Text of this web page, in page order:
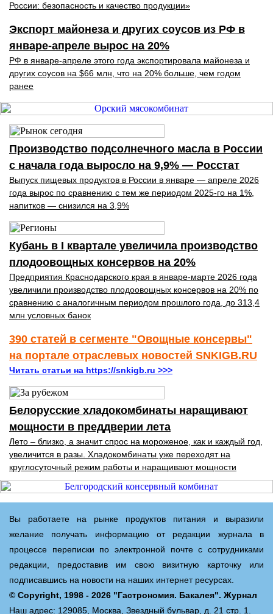
России: безопасность и качество продукции»
Экспорт майонеза и других соусов из РФ в
январе-апреле вырос на 20%
РФ в январе-апреле этого года экспортировала майонеза и
других соусов на $66 млн, что на 20% больше, чем годом
ранее
Производство подсолнечного масла в России
с начала года выросло на 9,9% — Росстат
Выпуск пищевых продуктов в России в январе — апреле 2026
года вырос по сравнению с тем же периодом 2025-го на 1%,
напитков — снизился на 3,9%
Кубань в I квартале увеличила производство
плодоовощных консервов на 20%
Предприятия Краснодарского края в январе-марте 2026 года
увеличили производство плодоовощных консервов на 20% по
сравнению с аналогичным периодом прошлого года, до 313,4
млн условных банок
390 статей в сегменте "Овощные консервы"
на портале отраслевых новостей SNKIGB.RU
Читать статьи на https://snkigb.ru >>>
Белорусские хладокомбинаты наращивают
мощности в преддверии лета
Лето – близко, а значит спрос на мороженое, как и каждый год,
увеличится в разы. Хладокомбинаты уже переходят на
круглосуточный режим работы и наращивают мощности
Вы работаете на рынке продуктов питания и выразили
желание получать информацию от редакции журнала в
процессе переписки по электронной почте с сотрудниками
редакции, предоставив им свою визитную карточку или
подписавшись на новости на наших интернет ресурсах.
© Copyright, 1998 - 2026 "Гастрономия. Бакалея". Журнал
Наш адрес: 129085, Москва, Звездный бульвар, д. 21 стр. 1.